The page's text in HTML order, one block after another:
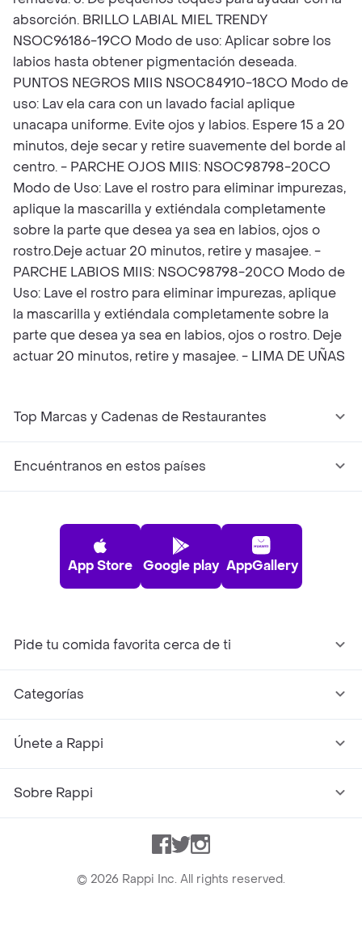
absorción. BRILLO LABIAL MIEL TRENDY
NSOC96186-19CO Modo de uso: Aplicar sobre los
labios hasta obtener pigmentación deseada.
PUNTOS NEGROS MIIS NSOC84910-18CO Modo de
uso: Lav ela cara con un lavado facial aplique
unacapa uniforme. Evite ojos y labios. Espere 15 a 20
minutos, deje secar y retire suavemente del borde al
centro. - PARCHE OJOS MIIS: NSOC98798-20CO
Modo de Uso: Lave el rostro para eliminar impurezas,
aplique la mascarilla y extiéndala completamente
sobre la parte que desea ya sea en labios, ojos o
rostro.Deje actuar 20 minutos, retire y masajee. -
PARCHE LABIOS MIIS: NSOC98798-20CO Modo de
Uso: Lave el rostro para eliminar impurezas, aplique
la mascarilla y extiéndala completamente sobre la
parte que desea ya sea en labios, ojos o rostro. Deje
actuar 20 minutos, retire y masajee. - LIMA DE UÑAS
Top Marcas y Cadenas de Restaurantes
Encuéntranos en estos países
App Store Google play AppGallery
Pide tu comida favorita cerca de ti
Categorías
Únete a Rappi
Sobre Rappi
Facebook
TwitterInstagram
© 2026 Rappi Inc. All rights reserved.